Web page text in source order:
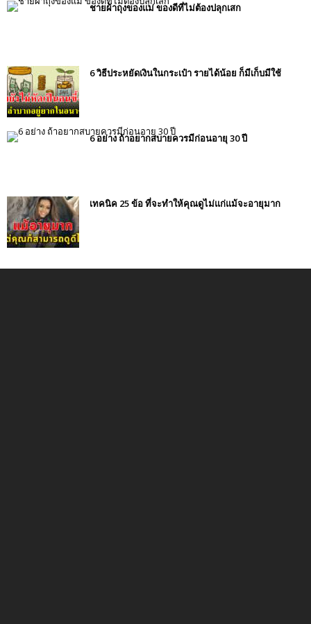
ชายผ้าถุงของแม่ ของดีที่ไม่ต้องปลุกเสก
6 วิธีประหยัดเงินในกระเป๋า รายได้น้อย ก็มีเก็บมีใช้
6 อย่าง ถ้าอยากสบายควรมีก่อนอายุ 30 ปี
เทคนิค 25 ข้อ ที่จะทำให้คุณดูไม่แก่แม้จะอายุมาก